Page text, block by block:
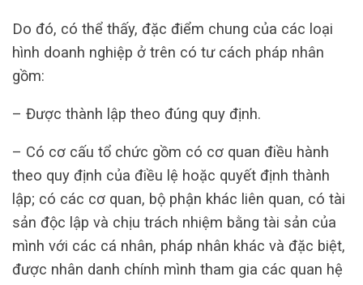
Do đó, có thể thấy, đặc điểm chung của các loại
hình doanh nghiệp ở trên có tư cách pháp nhân
gồm:
– Được thành lập theo đúng quy định.
– Có cơ cấu tổ chức gồm có cơ quan điều hành
theo quy định của điều lệ hoặc quyết định thành
lập; có các cơ quan, bộ phận khác liên quan, có tài
sản độc lập và chịu trách nhiệm bằng tài sản của
mình với các cá nhân, pháp nhân khác và đặc biệt,
được nhân danh chính mình tham gia các quan hệ